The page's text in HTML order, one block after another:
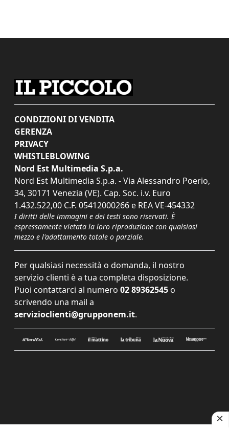
CONDIZIONI DI VENDITA
GERENZA
PRIVACY
WHISTLEBLOWING
Nord Est Multimedia S.p.a.
Nord Est Multimedia S.p.a. - Via Alessandro Poerio,
34, 30171 Venezia (VE). Cap. Soc. i.v. Euro
1.432.522,00 C.F. 05412000266 e REA VE-454332
I diritti delle immagini e dei testi sono riservati. È
espressamente vietata la loro riproduzione con qualsiasi
mezzo e l'adattamento totale o parziale.
Per qualsiasi necessità o domanda, il nostro
servizio clienti è a tua completa disposizione.
Puoi contattarci al numero 02 89362545 o
scrivendo una mail a
servizioclienti@grupponem.it.